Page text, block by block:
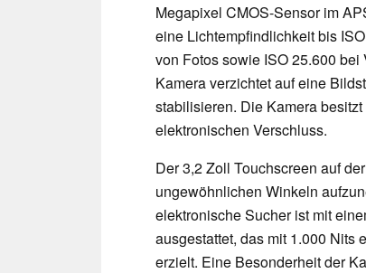
Megapixel CMOS-Sensor im
eine Lichtempfindlichkeit bis
von Fotos sowie ISO 25.600
Kamera verzichtet auf eine
stabilisieren. Die Kamera
elektronischen Verschluss.
Der 3,2 Zoll Touchscreen auf
ungewöhnlichen Winkeln
elektronische Sucher ist mit
ausgestattet, das mit 1.000 Nits
erzielt. Eine Besonderheit der